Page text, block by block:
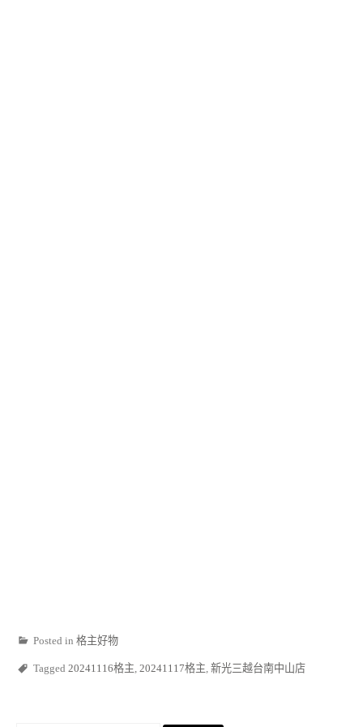
Posted in 格主好物
Tagged 20241116格主 20241117格主 新光三越台南中山店